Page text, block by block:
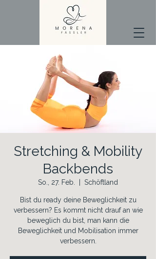
Stretching & Mobility
Backbends
So., 27. Feb. Schöftland
Bist du ready deine Beweglichkeit zu
verbessern? Es kommt nicht drauf an wie
beweglich du bist, man kann die
Beweglichkeit und Mobilisation immer
verbessern.